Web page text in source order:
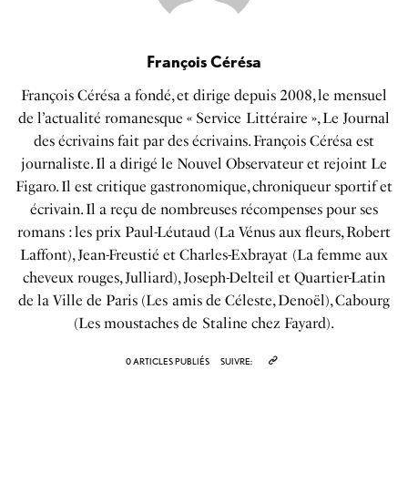
François Cérésa
François Cérésa a fondé, et dirige depuis 2008, le mensuel
de l’actualité romanesque « Service Littéraire », Le Journal
des écrivains fait par des écrivains. François Cérésa est
journaliste. Il a dirigé le Nouvel Observateur et rejoint Le
Figaro. Il est critique gastronomique, chroniqueur sportif et
écrivain. Il a reçu de nombreuses récompenses pour ses
romans : les prix Paul-Léutaud (La Vénus aux fleurs, Robert
Laffont), Jean-Freustié et Charles-Exbrayat (La femme aux
cheveux rouges, Julliard), Joseph-Delteil et Quartier-Latin
de la Ville de Paris (Les amis de Céleste, Denoël), Cabourg
(Les moustaches de Staline chez Fayard).
0 ARTICLES PUBLIÉS SUIVRE: